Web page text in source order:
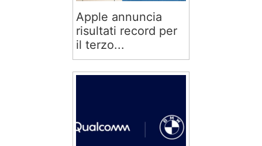
Apple annuncia
risultati record per
il terzo...